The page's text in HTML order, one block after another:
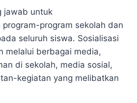
jawab untuk
program-program sekolah dan
seluruh siswa. Sosialisasi
melalui berbagai media,
di sekolah, media sosial,
kegiatan yang melibatkan